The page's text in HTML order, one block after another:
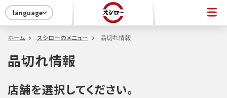
language
ホーム スシローのメニュー 品切れ情報
品切れ情報
店舗を選択してください。